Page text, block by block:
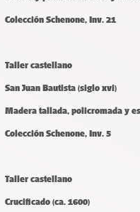
Colección Schenone, Inv. 21
Taller castellano
San Juan Bautista (siglo xvi)
Madera tallada, policromada y
Colección Schenone, Inv. 5
Taller castellano
Crucificado (ca. 1600)